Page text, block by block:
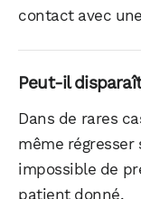
contact avec
Peut-il
Dans de rares
même
impossible de
patient donné.